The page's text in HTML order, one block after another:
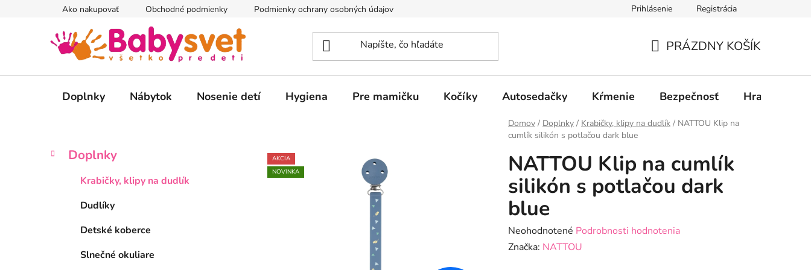
Ako nakupovať Obchodné podmienky Podmienky ochrany osobných údajov Prihlásenie Registrácia
KOŠÍK
PRÁZDNY KOŠÍK
Doplnky Nábytok Nosenie detí Hygiena Pre mamičku Kočíky Autosedačky Kŕmenie Bezpečnosť Hračky
Domov / Doplnky / Krabičky, klipy na dudlík / NATTOU Klip na
cumlík silikón s potlačou dark blue
BPreskočiť
kategórie
K
a
Doplnky
Krabičky, klipy na dudlík
Dudlíky
Detské koberce
Slnečné okuliare
NATTOU Klip na cumlík
silikón s potlačou dark
blue
Priemerné
hodnotenie
Neohodnotené Podrobnosti hodnotenia
Značka: NATTOU
AKCIA
NOVINKA